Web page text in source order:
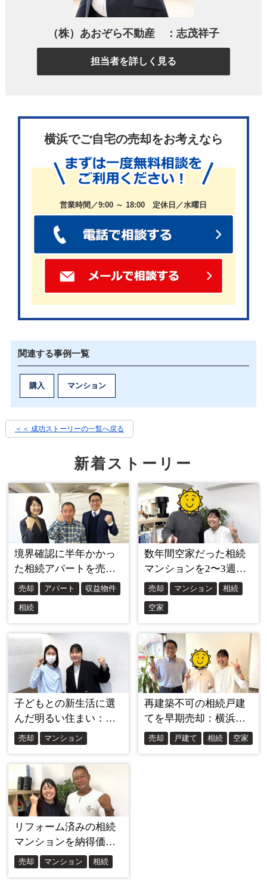
条件がそろった部屋との、待ち望んだ出
実際に見てみると、住みやすい街の雰囲気はもちろ
ん、海が見える眺望、風通しの良さ、広さ、駅への
近さ、そして駐車場付きという条件まで全てが揃っ
ていました。
以前の賃貸と比べて階数が上がり、景色もさらに開
けた印象でした。
た。
ずっと待っていた甲斐がありました。
テキパキと、そして親身に。志茂さんの
対応が心強かった
内見のお願いからメールのやり取り、手続きの進行
まで、志茂さんは全てにおいてテキパキと動いてく
ださいました。
こちらの無理なお願いにも素早く対応していただ
き、「この方なら安心してお任せできる」と感じま
した。
ことも多いものです。
でも、志茂さんが丁寧に進めてくださったおかげ
で、不安を感じる場面はほとんどありませんでし
た。
（株）あおぞら不動産 ：志茂祥子
担当者を詳しく見る
横浜でご自宅の売却をお考えなら
営業時間／9:00 ～ 18:00 定休日／水曜日
関連する事例一覧
購入 マンション
＜＜ 成功ストーリーの一覧へ戻る
新着ストーリー